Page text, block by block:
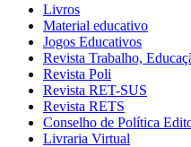
Livros
Material educativo
Jogos Educativos
Revista Trabalho,
Revista Poli
Revista RET-SUS
Revista RETS
Conselho de Política
Livraria Virtual